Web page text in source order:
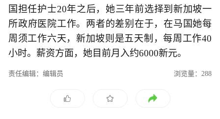
国担任护士20年之后，她三年前选择到新加坡一
所政府医院工作。两者的差别在于，在马国她每
周须工作六天，新加坡则是五天制，每周工作40
小时。薪资方面，她目前月入约6000新元。
责任编辑：编辑员 浏览量：288